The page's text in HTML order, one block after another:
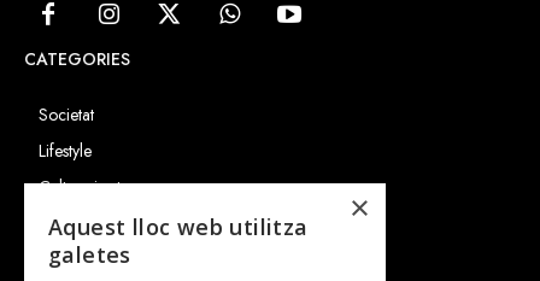
CATEGORIES
Societat
Lifestyle
Cultura i art
Entrevistes
Gastronomia
×
Aquest lloc web utilitza
galetes